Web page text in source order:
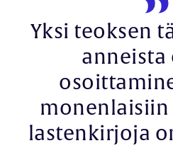
Yksi teoksen
anneista
lastenkirjoja